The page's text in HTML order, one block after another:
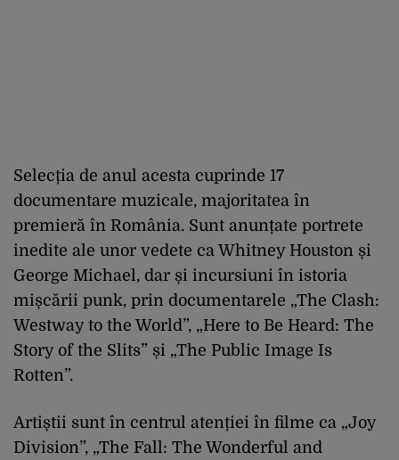
Selecția de anul acesta cuprinde 17
documentare muzicale, majoritatea în
premieră în România. Sunt anunțate portrete
inedite ale unor vedete ca Whitney Houston și
George Michael, dar și incursiuni în istoria
mișcării punk, prin documentarele „The Clash:
Westway to the World”, „Here to Be Heard: The
Story of the Slits” și „The Public Image Is
Rotten”.
Artiștii sunt în centrul atenției în filme ca „Joy
Division”, „The Fall: The Wonderful and